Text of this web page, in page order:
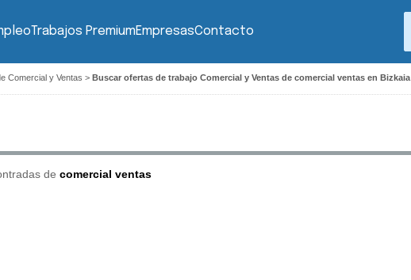
Trabajos PremiumEmpresasContacto
Comercial y Ventas > Buscar ofertas de trabajo Comercial y Ventas de comercial ventas en Bizkaia
de comercial ventas